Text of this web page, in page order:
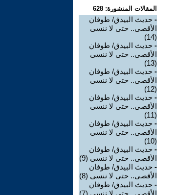
المقالات المنشورة: 628
- حديث البيدق/ طوفان
الأقصى.. حتى لا ننسى
(14)
- حديث البيدق/ طوفان
الأقصى.. حتى لا ننسى
(13)
- حديث البيدق/ طوفان
الأقصى.. حتى لا ننسى
(12)
- حديث البيدق/ طوفان
الأقصى.. حتى لا ننسى
(11)
- حديث البيدق/ طوفان
الأقصى.. حتى لا ننسى
(10)
- حديث البيدق/ طوفان
الأقصى.. حتى لا ننسى (9)
- حديث البيدق/ طوفان
الأقصى.. حتى لا ننسى (8)
- حديث البيدق/ طوفان
الأقصى.. حتى لا ننسى (7)